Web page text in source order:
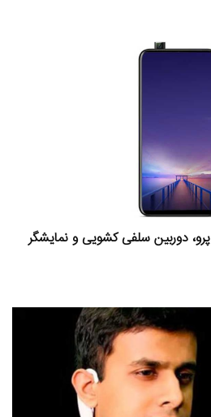
تصاویری از آنر 9X و آنر 9X پرو، دوربین سلفی کشویی و نمایشگر